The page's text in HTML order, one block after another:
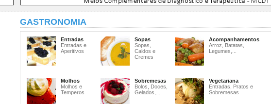
GASTRONOMIA
Entradas
Entradas e
Aperitivos
Sopas
Sopas,
Caldos e
Cremes
Acompanhamentos
Arroz, Batatas,
Legumes,...
Molhos
Molhos e
Temperos
Sobremesas
Bolos, Doces,
Gelados,...
Vegetariana
Entradas, Pratos e
Sobremesas